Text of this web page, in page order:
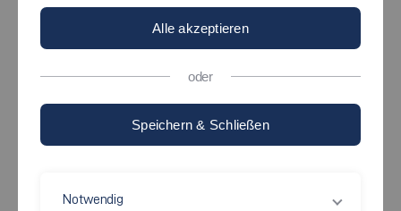
EsslingenAlle akzeptieren
oder
Speichern & Schließen
Notwendig